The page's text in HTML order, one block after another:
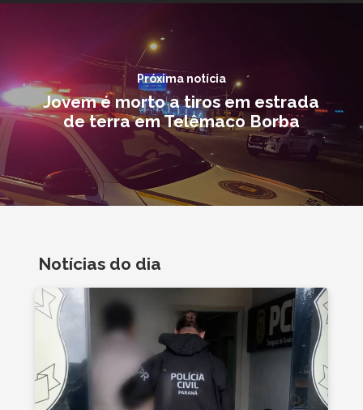
Próxima notícia
Jovem é morto a tiros em estrada
de terra em Telêmaco Borba
Notícias do dia